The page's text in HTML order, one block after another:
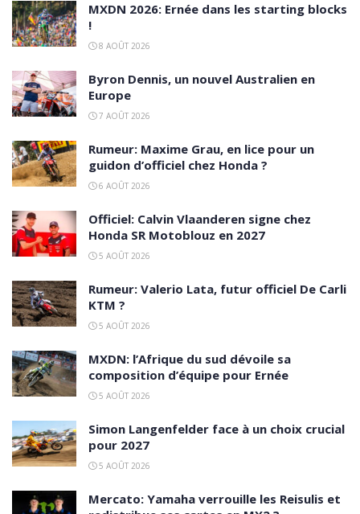
MXDN 2026: Ernée dans les starting blocks
!
8 AOÛT 2026
Byron Dennis, un nouvel Australien en
Europe
7 AOÛT 2026
Rumeur: Maxime Grau, en lice pour un
guidon d’officiel chez Honda ?
6 AOÛT 2026
Officiel: Calvin Vlaanderen signe chez
Honda SR Motoblouz en 2027
5 AOÛT 2026
Rumeur: Valerio Lata, futur officiel De Carli
KTM ?
5 AOÛT 2026
MXDN: l’Afrique du sud dévoile sa
composition d’équipe pour Ernée
5 AOÛT 2026
Simon Langenfelder face à un choix crucial
pour 2027
5 AOÛT 2026
Mercato: Yamaha verrouille les Reisulis et